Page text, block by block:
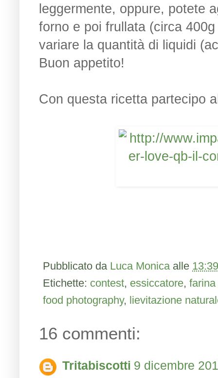
leggermente, oppure, potete
forno e poi frullata (circa
variare la quantità di liquidi
Buon appetito!
Con questa ricetta partecipo
Pubblicato da Luca Monica alle 13:39
Etichette: contest, essiccatore,
food photography, lievitazione
16 commenti:
Tritabiscotti 9 dicembre